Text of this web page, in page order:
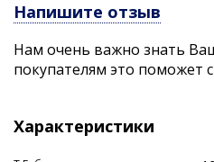
Определенно этот вариант
возможности ловли!
Совет: " Если мы оснащаем
выходить примерно на
(середины) ее длины. Так
Напишите отзыв
Нам очень важно знать
покупателям это поможет
Характеристики